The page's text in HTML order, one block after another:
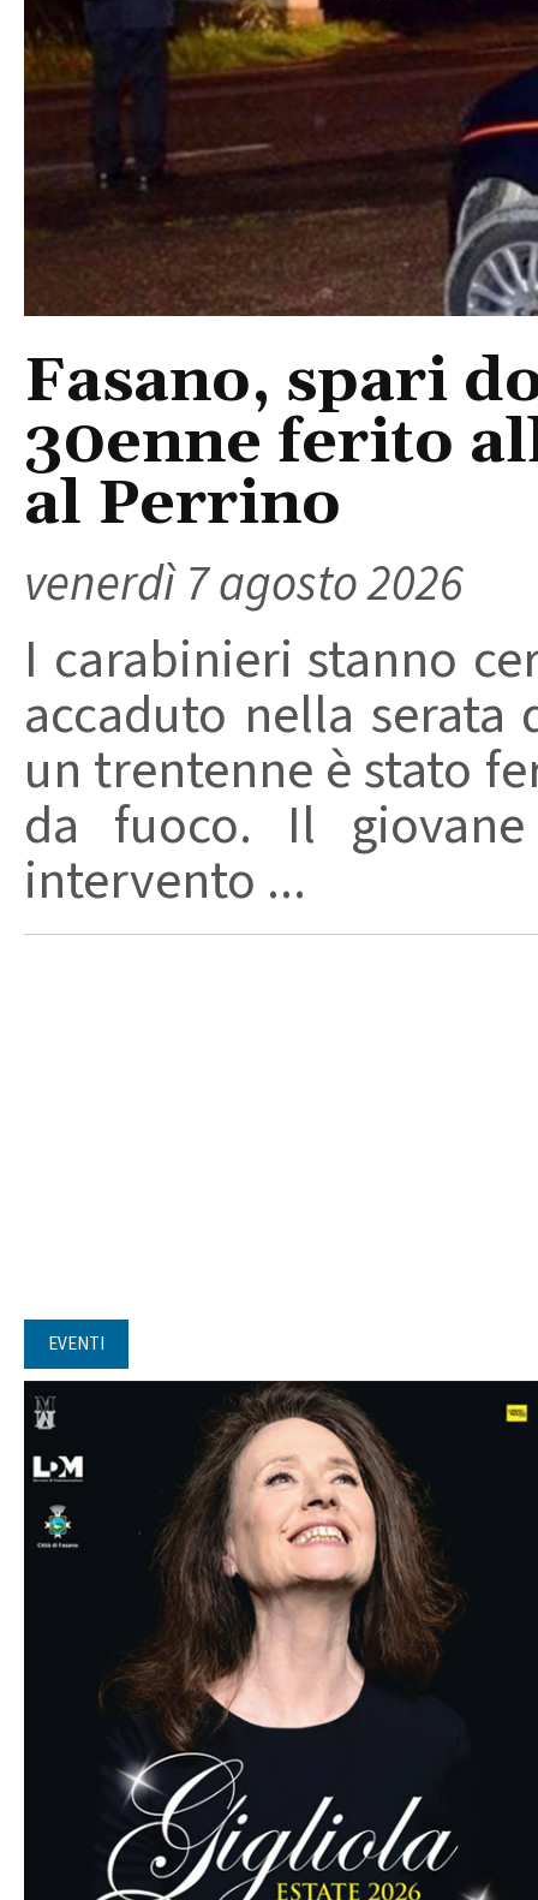
Fasano, spari
30enne ferito
al Perrino
venerdì 7 agosto 2026
I carabinieri stanno
accaduto nella serata
un trentenne è stato
da fuoco. Il
intervento ...
EVENTI